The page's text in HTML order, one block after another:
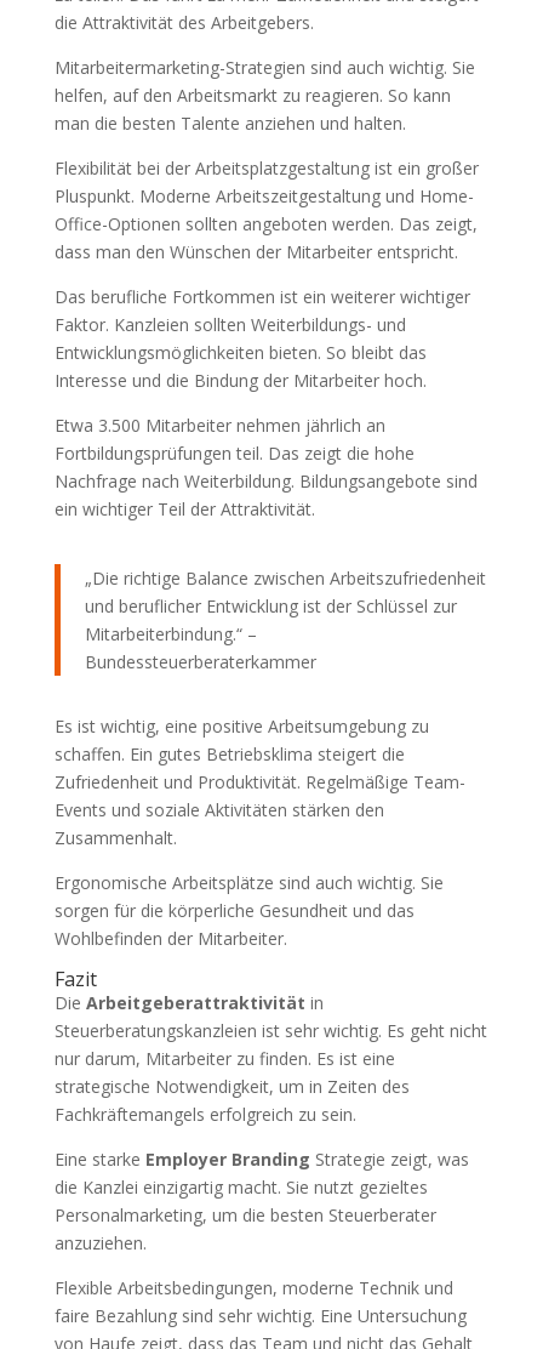
die Attraktivität des Arbeitgebers.
Mitarbeitermarketing-Strategien sind auch wichtig. Sie
helfen, auf den Arbeitsmarkt zu reagieren. So kann
man die besten Talente anziehen und halten.
Flexibilität bei der Arbeitsplatzgestaltung ist ein großer
Pluspunkt. Moderne Arbeitszeitgestaltung und Home-
Office-Optionen sollten angeboten werden. Das zeigt,
dass man den Wünschen der Mitarbeiter entspricht.
Das berufliche Fortkommen ist ein weiterer wichtiger
Faktor. Kanzleien sollten Weiterbildungs- und
Entwicklungsmöglichkeiten bieten. So bleibt das
Interesse und die Bindung der Mitarbeiter hoch.
Etwa 3.500 Mitarbeiter nehmen jährlich an
Fortbildungsprüfungen teil. Das zeigt die hohe
Nachfrage nach Weiterbildung. Bildungsangebote sind
ein wichtiger Teil der Attraktivität.
„Die richtige Balance zwischen Arbeitszufriedenheit
und beruflicher Entwicklung ist der Schlüssel zur
Mitarbeiterbindung.“ –
Bundessteuerberaterkammer
Es ist wichtig, eine positive Arbeitsumgebung zu
schaffen. Ein gutes Betriebsklima steigert die
Zufriedenheit und Produktivität. Regelmäßige Team-
Events und soziale Aktivitäten stärken den
Zusammenhalt.
Ergonomische Arbeitsplätze sind auch wichtig. Sie
sorgen für die körperliche Gesundheit und das
Wohlbefinden der Mitarbeiter.
Fazit
Die Arbeitgeberattraktivität in
Steuerberatungskanzleien ist sehr wichtig. Es geht nicht
nur darum, Mitarbeiter zu finden. Es ist eine
strategische Notwendigkeit, um in Zeiten des
Fachkräftemangels erfolgreich zu sein.
Eine starke Employer Branding Strategie zeigt, was
die Kanzlei einzigartig macht. Sie nutzt gezieltes
Personalmarketing, um die besten Steuerberater
anzuziehen.
Flexible Arbeitsbedingungen, moderne Technik und
faire Bezahlung sind sehr wichtig. Eine Untersuchung
von Haufe zeigt, dass das Team und nicht das Gehalt